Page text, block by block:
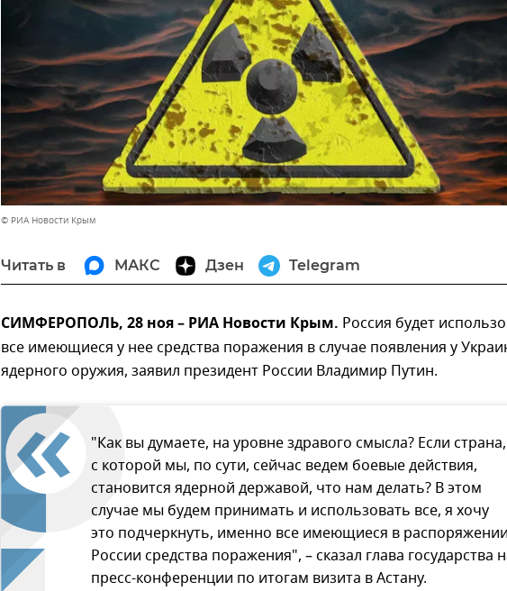
© РИА Новости Крым
Читать в МАКС Дзен Telegram
СИМФЕРОПОЛЬ, 28 ноя – РИА Новости Крым. Россия будет
все имеющиеся у нее средства поражения в случае появления у
ядерного оружия, заявил президент России Владимир Путин.
"Как вы думаете, на уровне здравого смысла? Если страна,
с которой мы, по сути, сейчас ведем боевые действия,
становится ядерной державой, что нам делать? В этом
случае мы будем принимать и использовать все, я хочу
это подчеркнуть, именно все имеющиеся в
России средства поражения", – сказал глава государства
пресс-конференции по итогам визита в Астану.